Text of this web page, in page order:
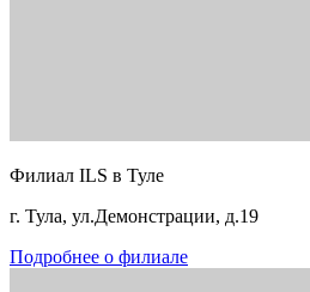
Филиал ILS в Туле
г. Тула, ул.Демонстрации, д.19
Подробнее о филиале